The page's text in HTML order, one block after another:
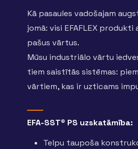
Kā pasaules vadošajam
jomā: visi EFAFLEX
pašus vārtus.
Mūsu industriālo vārtu
tiem saistītās sistēmas:
vārtiem, kas ir uzticams
EFA-SST® PS uzskatāmība:
Telpu taupoša